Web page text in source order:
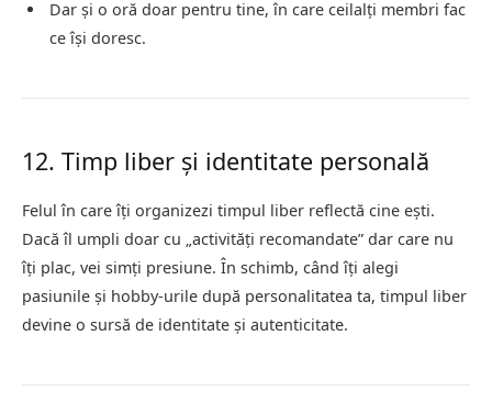
Dar și o oră doar pentru tine, în care ceilalți membri fac
ce își doresc.
12. Timp liber și identitate personală
Felul în care îți organizezi timpul liber reflectă cine ești.
Dacă îl umpli doar cu „activități recomandate” dar care nu
îți plac, vei simți presiune. În schimb, când îți alegi
pasiunile și hobby-urile după personalitatea ta, timpul liber
devine o sursă de identitate și autenticitate.